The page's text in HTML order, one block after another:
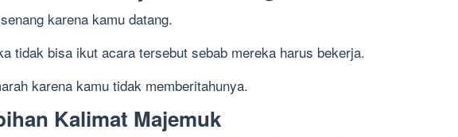
karena kamu datang.
tidak bisa ikut acara tersebut sebab mereka harus bekerja.
karena kamu tidak memberitahunya.
Kalimat Majemuk